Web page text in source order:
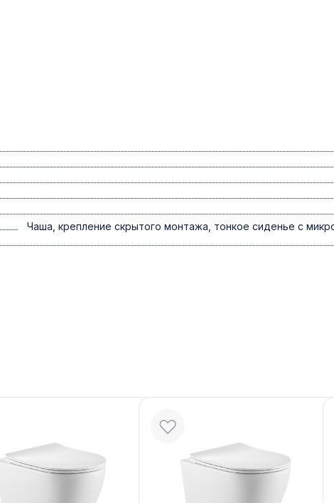
Чаша, крепление скрытого монтажа, тонкое сиденье с